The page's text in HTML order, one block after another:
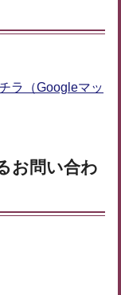
ラ（Googleマッ
お問い合わ